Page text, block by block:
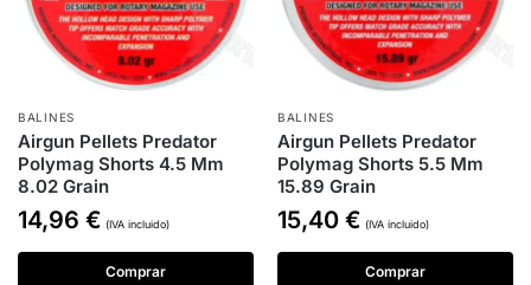
BALINES
Airgun Pellets Predator
Polymag Shorts 4.5 Mm
8.02 Grain
14,96 € (IVA incluido)
Comprar
BALINES
Airgun Pellets Predator
Polymag Shorts 5.5 Mm
15.89 Grain
15,40 € (IVA incluido)
Comprar